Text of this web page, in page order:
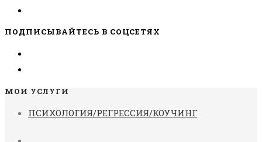
ПОДПИСЫВАЙТЕСЬ В СОЦСЕТЯХ
МОИ УСЛУГИ
ПСИХОЛОГИЯ/РЕГРЕССИЯ/КОУЧИНГ